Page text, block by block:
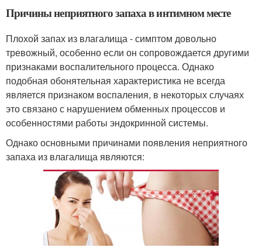
Причины неприятного запаха в интимном месте
Плохой запах из влагалища - симптом довольно
тревожный, особенно если он сопровождается другими
признаками воспалительного процесса. Однако
подобная обонятельная характеристика не всегда
является признаком воспаления, в некоторых случаях
это связано с нарушением обменных процессов и
особенностями работы эндокринной системы.
Однако основными причинами появления неприятного
запаха из влагалища являются: